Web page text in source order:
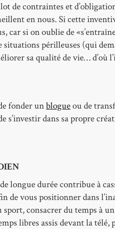
de contraintes et
en nous. Si cette
car si on oublie de
situations périlleuses (qui
sa qualité de vie… d’où
fonder unblogueou de
dans sa propre
longue durée contribue à
de vous positionner dans
consacrer du temps à
libres assis devant la télé,